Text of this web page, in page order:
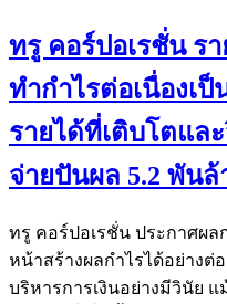
ทรู คอร์ปอเรชั่น ร
ทำกำไรต่อเนื่องเ
รายได้ที่เติบโตแล
จ่ายปันผล 5.2 พัน
ทรู คอร์ปอเรชั่น ประกาศผล
หน้าสร้างผลกำไรได้อย่างต่
บริหารการเงินอย่างมีวินัย